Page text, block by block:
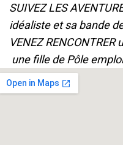
SUIVEZ LES
idéaliste et sa bande
VENEZ
une fille de Pôle
ou encore
PRENEZ GARDE à la